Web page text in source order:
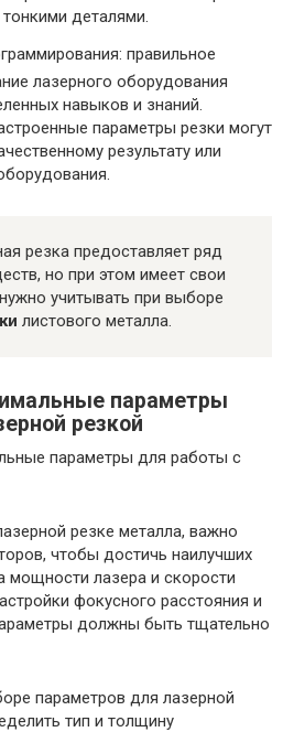
деталями.
правильное
лазерного оборудования
навыков и знаний.
параметры резки могут
результату или
резка предоставляет ряд
но при этом имеет свои
учитывать при выборе
листового металла.
параметры
резкой
резке металла, важно
чтобы достичь наилучших
мощности лазера и скорости
фокусного расстояния и
должны быть тщательно
параметров для лазерной
тип и толщину